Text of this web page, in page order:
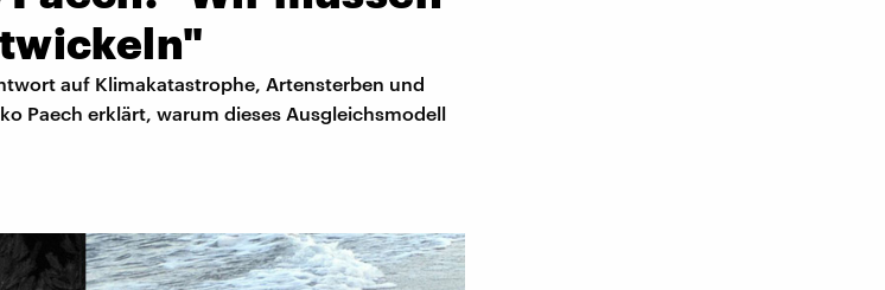
auf Klimakatastrophe, Artensterben und
Paech erklärt, warum dieses Ausgleichsmodell